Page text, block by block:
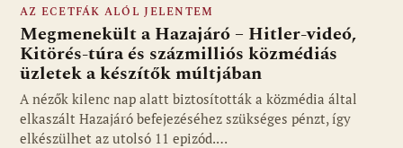
Fotó: media1.hu
AZ ECETFÁK ALÓL JELENTEM
Megmenekült a Hazajáró – Hitler-videó,
Kitörés-túra és százmilliós közmédiás
üzletek a készítők múltjában
A nézők kilenc nap alatt biztosították a közmédia által
elkaszált Hazajáró befejezéséhez szükséges pénzt, így
elkészülhet az utolsó 11 epizód.…